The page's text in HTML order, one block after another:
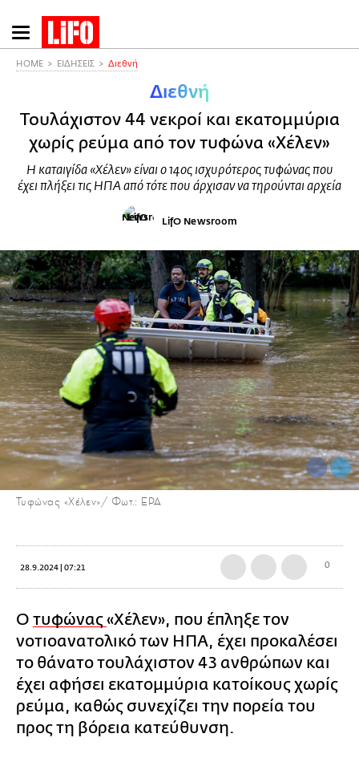
Παράκαμψη
προς
HOME ΕΙΔΗΣΕΙΣ Διεθνή
Διεθνή
Τουλάχιστον 44 νεκροί και εκατομμύρια
χωρίς ρεύμα από τον τυφώνα «Χέλεν»
Η καταιγίδα «Χέλεν» είναι ο 14ος ισχυρότερος τυφώνας που
έχει πλήξει τις ΗΠΑ από τότε που άρχισαν να τηρούνται αρχεία
LifO Newsroom
Τυφώνας «Χέλεν»/ Φωτ.: EPA
28.9.2024 | 07:21 0
Ο τυφώνας«Χέλεν», που έπληξε τον
νοτιοανατολικό των ΗΠΑ, έχει προκαλέσει
το θάνατο τουλάχιστον 43 ανθρώπων και
έχει αφήσει εκατομμύρια κατοίκους χωρίς
ρεύμα, καθώς συνεχίζει την πορεία του
προς τη βόρεια κατεύθυνση.